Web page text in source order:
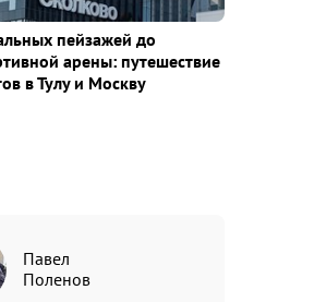
пейзажей до
арены: путешествие
в Тулу и Москву
Павел
Поленов